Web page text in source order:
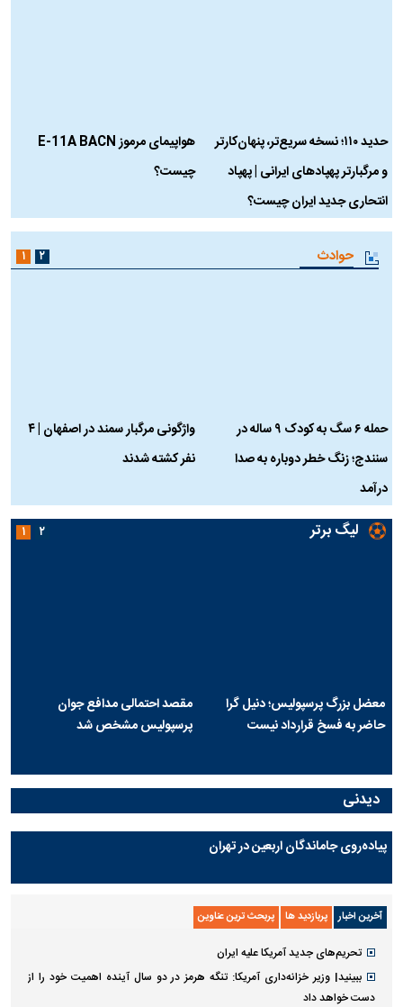
حدید ۱۱۰؛ نسخه سریع‌تر، پنهان‌کارتر
و مرگبارتر پهپادهای ایرانی | پهپاد
انتحاری جدید ایران چیست؟
هواپیمای مرموز E-11A BACN
چیست؟
حوادث
حمله ۶ سگ به کودک ۹ ساله در
سنندج؛ زنگ خطر دوباره به صدا
درآمد
واژگونی مرگبار سمند در اصفهان | ۴
نفر کشته شدند
۱ ۲
لیگ برتر
معضل بزرگ پرسپولیس؛ دنیل گرا
حاضر به فسخ قرارداد نیست
مقصد احتمالی مدافع جوان
پرسپولیس مشخص شد
۱ ۲
دیدنی
پیاده‌روی جاماندگان اربعین در تهران
آخرین اخبار پربازدید ها پربحث ترین عناوین
تحریم‌های جدید آمریکا علیه ایران
ببینید| وزیر خزانه‌داری آمریکا: تنگه هرمز در دو سال آینده اهمیت خود را از
دست خواهد داد